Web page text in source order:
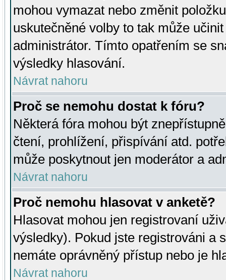
mohou vymazat nebo změnit
uskutečněné volby to tak může
administrátor. Tímto opatřením se
výsledky hlasování.
Návrat nahoru
Proč se nemohu dostat k fóru?
Některá fóra mohou být
čtení, prohlížení, přispívání atd.
může poskytnout jen moderátor a
Návrat nahoru
Proč nemohu hlasovat v anketě?
Hlasovat mohou jen registrovaní
výsledky). Pokud jste registrováni a
nemáte oprávněný přístup nebo je
Návrat nahoru